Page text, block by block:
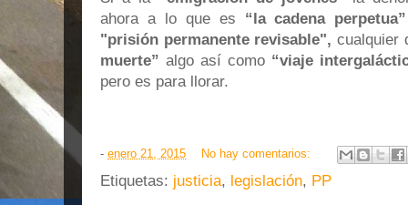
ahora a lo que es “la cadena perpetua”
"prisión permanente revisable", cualquier
muerte” algo así como “viaje
pero es para llorar.
- enero 21, 2015 No hay comentarios:
Etiquetas: justicia, legislación, PP